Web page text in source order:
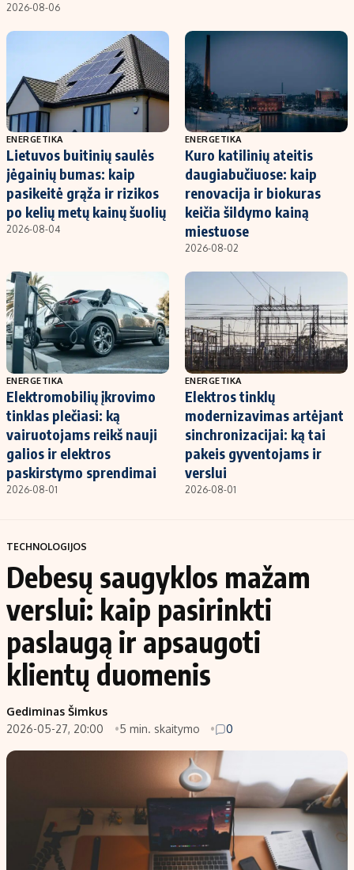
2026-08-06
ENERGETIKA
Lietuvos buitinių saulės
jėgainių bumas: kaip
pasikeitė grąža ir rizikos
po kelių metų kainų šuolių
2026-08-04
ENERGETIKA
Kuro katilinių ateitis
daugiabučiuose: kaip
renovacija ir biokuras
keičia šildymo kainą
miestuose
2026-08-02
ENERGETIKA
Elektromobilių įkrovimo
tinklas plečiasi: ką
vairuotojams reikš nauji
galios ir elektros
paskirstymo sprendimai
2026-08-01
ENERGETIKA
Elektros tinklų
modernizavimas artėjant
sinchronizacijai: ką tai
pakeis gyventojams ir
verslui
2026-08-01
TECHNOLOGIJOS
Debesų saugyklos mažam
verslui: kaip pasirinkti
paslaugą ir apsaugoti
klientų duomenis
Gediminas Šimkus
2026-05-27, 20:00
5 min. skaitymo 0